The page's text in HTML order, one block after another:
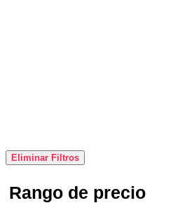
Eliminar Filtros
Rango de precio